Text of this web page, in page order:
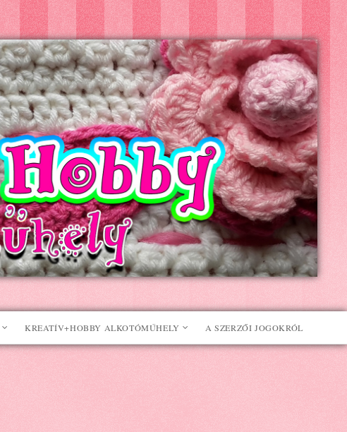
KREATÍV+HOBBY ALKOTÓMŰHELY A SZERZŐI JOGOKRÓL